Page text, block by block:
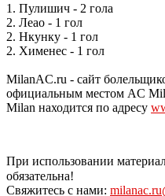
1. Пулишич - 2 гола
2. Леао - 1 гол
2. Нкунку - 1 гол
2. Хименес - 1 гол
MilanAC.ru - сайт
официальным местом AC
Milan находится по адресу
При использовании
обязательна!
Свяжитесь с нами: